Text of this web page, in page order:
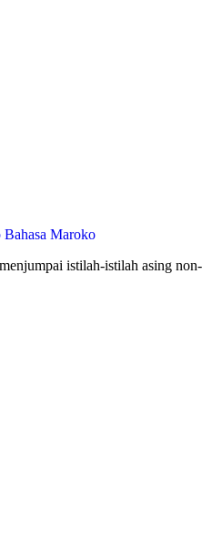
Bahasa Maroko
istilah-istilah asing